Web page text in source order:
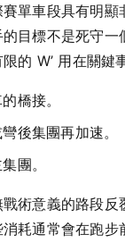
單車段具有明顯
目標不是死守一
的 W’ 用在關鍵
橋接。
後集團再加速。
團。
術意義的路段反
耗通常會在跑步